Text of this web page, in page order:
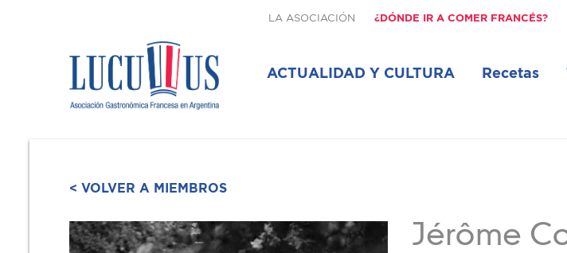
LA ASOCIACIÓN ¿DÓNDE IR A COMER FRANCÉS?
ACTUALIDAD Y CULTURA Recetas
< VOLVER A MIEMBROS
Jérôme